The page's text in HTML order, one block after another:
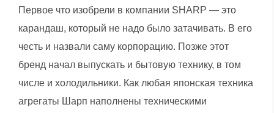
Первое что изобрели в компании SHARP — это
карандаш, который не надо было затачивать. В его
честь и назвали саму корпорацию. Позже этот
бренд начал выпускать и бытовую технику, в том
числе и холодильники. Как любая японская техника
агрегаты Шарп наполнены техническими